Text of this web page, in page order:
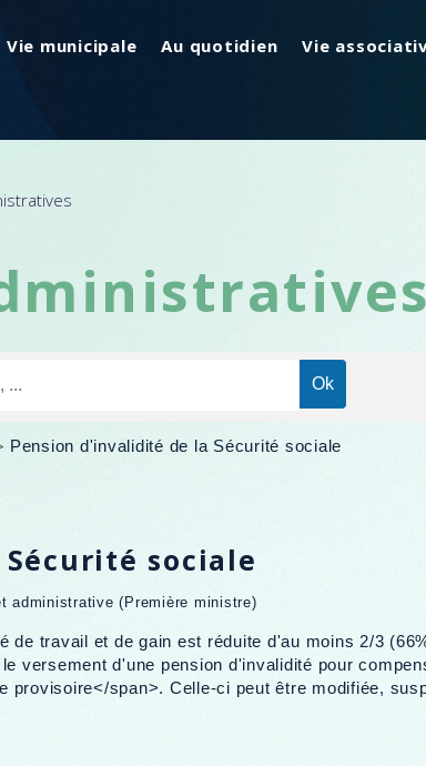
Vie municipale Au quotidien Vie
Pension d'invalidité de la Sécurité sociale
sociale
administrative (Première ministre)
de travail et de gain est réduite d'au moins 2/3
versement d'une pension d'invalidité pour
span>. Celle-ci peut être modifiée,